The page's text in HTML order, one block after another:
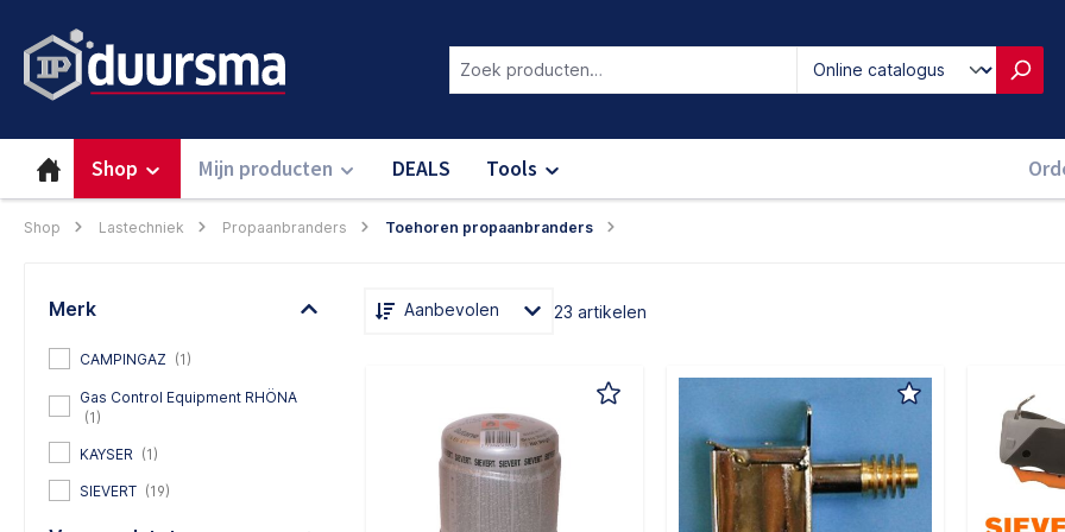
Shop Mijn producten DEALS Tools
Shop Lastechniek Propaanbranders Toehoren propaanbranders
Merk
CAMPINGAZ (1)
Gas Control Equipment RHÖNA
(1)
KAYSER (1)
SIEVERT (19)
Aanbevolen 23 artikelen